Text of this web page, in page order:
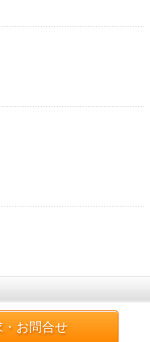
お問合せ